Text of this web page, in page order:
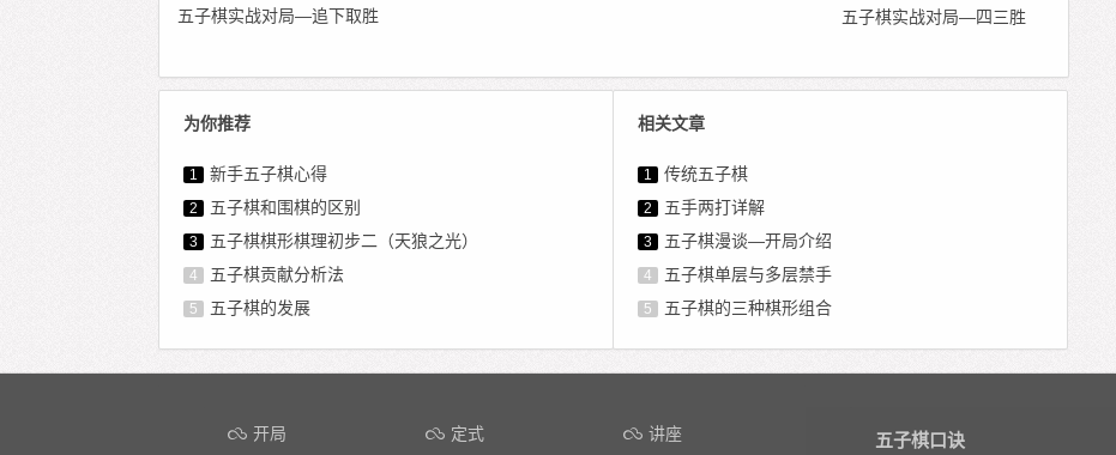
五子棋实战对局—追下取胜
五子棋实战对局—四三胜
为你推荐
1 新手五子棋心得
2 五子棋和围棋的区别
3 五子棋棋形棋理初步二（天狼之光）
4 五子棋贡献分析法
5 五子棋的发展
相关文章
1 传统五子棋
2 五手两打详解
3 五子棋漫谈—开局介绍
4 五子棋单层与多层禁手
5 五子棋的三种棋形组合
开局 定式
讲座
五子棋口诀